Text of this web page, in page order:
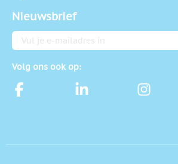
Nieuwsbrief
E-mailadres
Volg ons ook op: